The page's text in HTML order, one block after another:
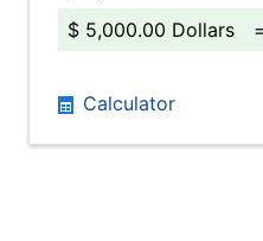
$ 5,000.00 Dollars
=
Calculator